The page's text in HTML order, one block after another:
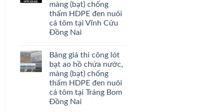
màng (bạt) chống
thấm HDPE đen nuôi
cá tôm tại Vĩnh Cửu
Đồng Nai
Bảng giá thi công lót
bạt ao hồ chứa nước,
màng (bạt) chống
thấm HDPE đen nuôi
cá tôm tại Trảng Bom
Đồng Nai